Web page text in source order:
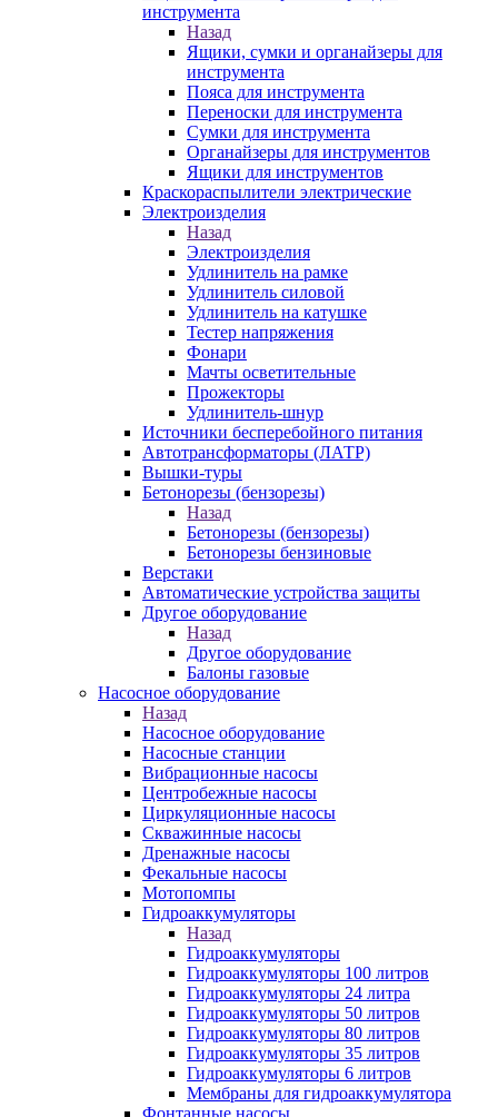
инструмента
Назад
Ящики, сумки и органайзеры для
инструмента
Пояса для инструмента
Переноски для инструмента
Сумки для инструмента
Органайзеры для инструментов
Ящики для инструментов
Краскораспылители электрические
Электроизделия
Назад
Электроизделия
Удлинитель на рамке
Удлинитель силовой
Удлинитель на катушке
Тестер напряжения
Фонари
Мачты осветительные
Прожекторы
Удлинитель-шнур
Источники бесперебойного питания
Автотрансформаторы (ЛАТР)
Вышки-туры
Бетонорезы (бензорезы)
Назад
Бетонорезы (бензорезы)
Бетонорезы бензиновые
Верстаки
Автоматические устройства защиты
Другое оборудование
Назад
Другое оборудование
Балоны газовые
Насосное оборудование
Назад
Насосное оборудование
Насосные станции
Вибрационные насосы
Центробежные насосы
Циркуляционные насосы
Скважинные насосы
Дренажные насосы
Фекальные насосы
Мотопомпы
Гидроаккумуляторы
Назад
Гидроаккумуляторы
Гидроаккумуляторы 100 литров
Гидроаккумуляторы 24 литра
Гидроаккумуляторы 50 литров
Гидроаккумуляторы 80 литров
Гидроаккумуляторы 35 литров
Гидроаккумуляторы 6 литров
Мембраны для гидроаккумулятора
Фонтанные насосы